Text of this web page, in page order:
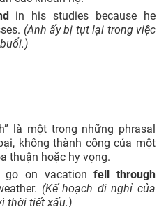
in his studies because he
(Anh ấy bị tụt lại trong việc
là một trong những phrasal
không thành công của một
thuận hoặc hy vọng.
go on vacationfell through
(Kế hoạch đi nghỉ của
thời tiết xấu.)